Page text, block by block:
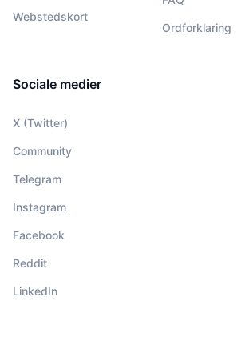
Webstedskort
Ordforklaring
Sociale medier
X (Twitter)
Community
Telegram
Instagram
Facebook
Reddit
LinkedIn